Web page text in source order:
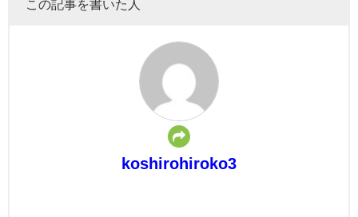
この記事を書いた人
koshirohiroko3